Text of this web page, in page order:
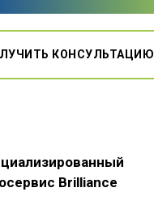
КОНСУЛЬТАЦИЮ
Brilliance